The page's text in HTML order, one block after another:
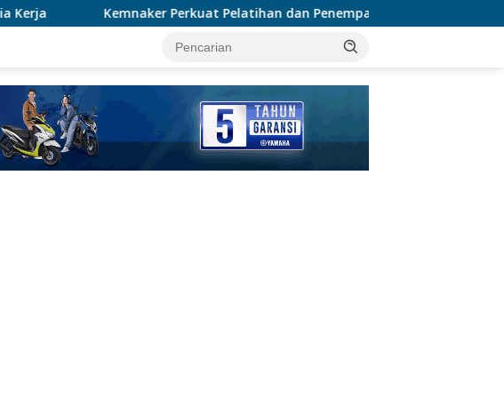
Pelatihan dan Penempatan Kerja Bagi Penyandang Disabilitas